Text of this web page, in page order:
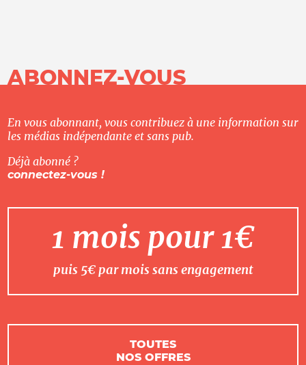
ABONNEZ-VOUS
En vous abonnant, vous contribuez à une information sur
les médias indépendante et sans pub.
Déjà abonné ?
connectez-vous !
1 mois pour 1€
puis 5€ par mois sans engagement
TOUTES
NOS OFFRES